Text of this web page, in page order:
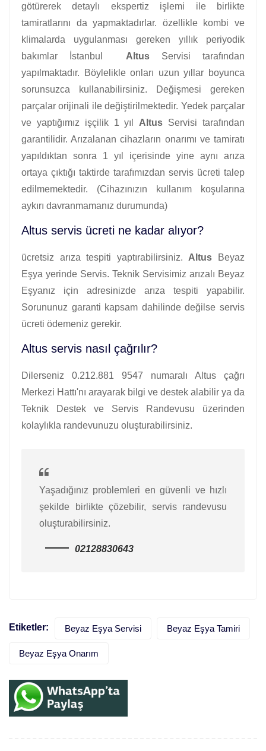
götürerek detaylı ekspertiz işlemi ile birlikte
tamiratlarını da yapmaktadırlar. özellikle kombi ve
klimalarda uygulanması gereken yıllık periyodik
bakımlar İstanbul Altus Servisi tarafından
yapılmaktadır. Böylelikle onları uzun yıllar boyunca
sorunsuzca kullanabilirsiniz. Değişmesi gereken
parçalar orijinali ile değiştirilmektedir. Yedek parçalar
ve yaptığımız işçilik 1 yıl Altus Servisi tarafından
garantilidir. Arızalanan cihazların onarımı ve tamiratı
yapıldıktan sonra 1 yıl içerisinde yine aynı arıza
ortaya çıktığı taktirde tarafımızdan servis ücreti talep
edilmemektedir. (Cihazınızın kullanım koşularına
aykırı davranmamanız durumunda)
Altus servis ücreti ne kadar alıyor?
ücretsiz arıza tespiti yaptırabilirsiniz. Altus Beyaz
Eşya yerinde Servis. Teknik Servisimiz arızalı Beyaz
Eşyanız için adresinizde arıza tespiti yapabilir.
Sorununuz garanti kapsam dahilinde değilse servis
ücreti ödemeniz gerekir.
Altus servis nasıl çağrılır?
Dilerseniz 0.212.881 9547 numaralı Altus çağrı
Merkezi Hattı'nı arayarak bilgi ve destek alabilir ya da
Teknik Destek ve Servis Randevusu üzerinden
kolaylıkla randevunuzu oluşturabilirsiniz.
Yaşadığınız problemleri en güvenli ve hızlı
şekilde birlikte çözebilir, servis randevusu
oluşturabilirsiniz.
02128830643
Etiketler: Beyaz Eşya Servisi Beyaz Eşya Tamiri
Beyaz Eşya Onarım